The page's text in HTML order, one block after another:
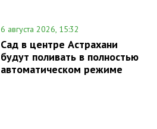
6 августа 2026, 15:32
Сад в центре Астрахани
будут поливать в полностью
автоматическом режиме